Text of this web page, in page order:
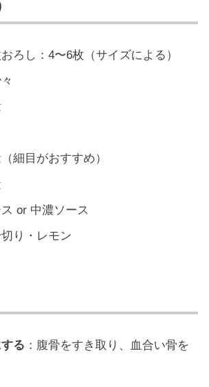
ろし：4〜6枚（サイズによる）
細目がおすすめ）
or 中濃ソース
り・レモン
る ：腹骨をすき取り、血合い骨を